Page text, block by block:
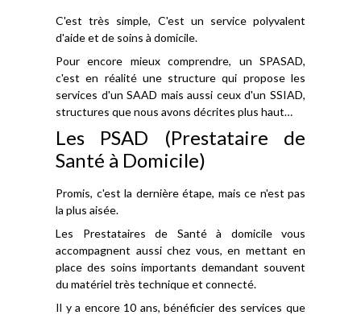
C'est très simple, C'est un service polyvalent
d'aide et de soins à domicile.
Pour encore mieux comprendre, un SPASAD,
c'est en réalité une structure qui propose les
services d'un SAAD mais aussi ceux d'un SSIAD,
structures que nous avons décrites plus haut…
Les PSAD (Prestataire de
Santé à Domicile)
Promis, c'est la dernière étape, mais ce n'est pas
la plus aisée.
Les Prestataires de Santé à domicile vous
accompagnent aussi chez vous, en mettant en
place des soins importants demandant souvent
du matériel très technique et connecté.
Il y a encore 10 ans, bénéficier des services que